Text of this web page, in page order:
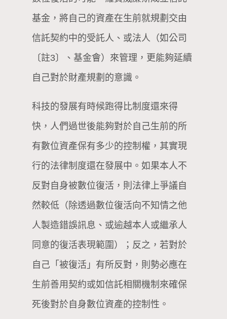
基金，將自己的資產在生前就規劃交由
信託契約中的受託人、或法人（如公司
〔註3〕、基金會）來管理，更能夠延續
自己對於財產規劃的意識。
科技的發展有時候跑得比制度還來得
快，人們過世後能夠對於自己生前的所
有數位資產保有多少的控制權，其實現
行的法律制度還在發展中。如果本人不
反對自身被數位復活，則法律上爭議自
然較低（除透過數位復活向不知情之他
人製造錯誤訊息、或逾越本人或繼承人
同意的復活表現範圍）；反之，若對於
自己「被復活」有所反對，則勢必應在
生前善用契約或如信託相關機制來確保
死後對於自身數位資產的控制性。